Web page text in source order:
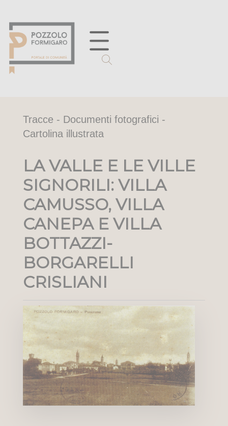
Tracce - Documenti fotografici -
Cartolina illustrata
LA VALLE E LE VILLE
SIGNORILI: VILLA
CAMUSSO, VILLA
CANEPA E VILLA
BOTTAZZI-
BORGARELLI
CRISLIANI